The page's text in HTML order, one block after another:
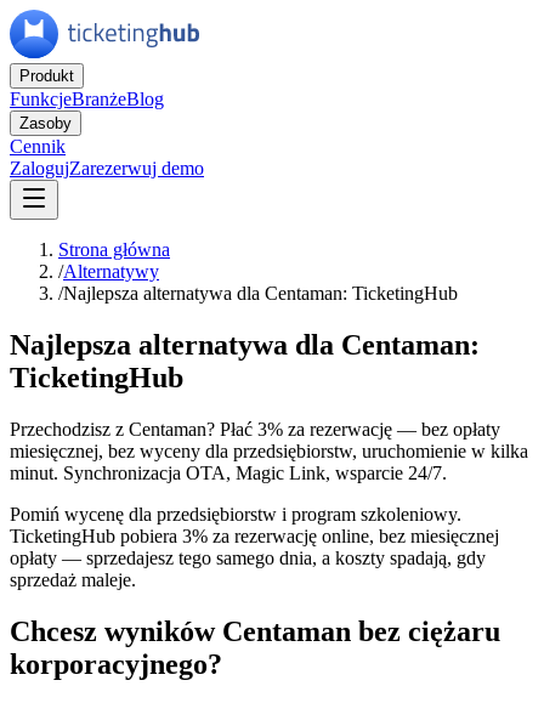
Produkt
FunkcjeBranżeBlog
Zasoby
Cennik
ZalogujZarezerwuj demo
Strona główna
/Alternatywy
/Najlepsza alternatywa dla Centaman: TicketingHub
Najlepsza alternatywa dla Centaman:
TicketingHub
Przechodzisz z Centaman? Płać 3% za rezerwację — bez opłaty
miesięcznej, bez wyceny dla przedsiębiorstw, uruchomienie w kilka
minut. Synchronizacja OTA, Magic Link, wsparcie 24/7.
Pomiń wycenę dla przedsiębiorstw i program szkoleniowy.
TicketingHub pobiera 3% za rezerwację online, bez miesięcznej
opłaty — sprzedajesz tego samego dnia, a koszty spadają, gdy
sprzedaż maleje.
Chcesz wyników Centaman bez ciężaru
korporacyjnego?